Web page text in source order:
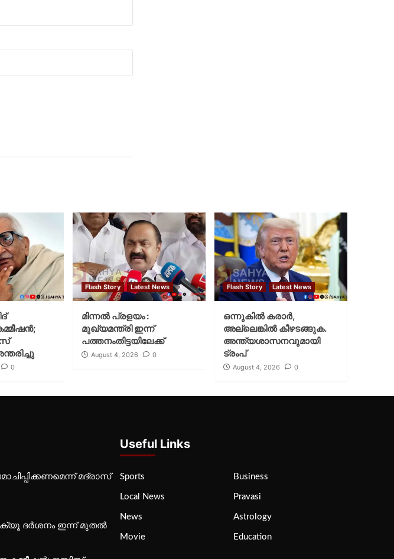
0
Flash Story Latest News
മിന്നല്‍ പ്രളയം :
മുഖ്യമന്ത്രി ഇന്ന്
പത്തനംതിട്ടയിലേക്ക്
August 4, 2026 0
Flash Story Latest News
ഒന്നുകില്‍ കരാര്‍,
അല്ലെങ്കില്‍ കീഴടങ്ങുക.
അന്ത്യശാസനവുമായി
ട്രംപ്
August 4, 2026 0
മദ്രാസ്
ദര്‍ശനം ഇന്ന് മുതല്‍
Useful Links
Sports Business
Local News Pravasi
News Astrology
Movie Education